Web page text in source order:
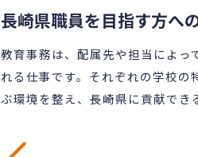
長崎県職員を目指す方へ
教育事務は、配属先や担当によ
れる仕事です。それぞれの学校
ぶ環境を整え、長崎県に貢献でき